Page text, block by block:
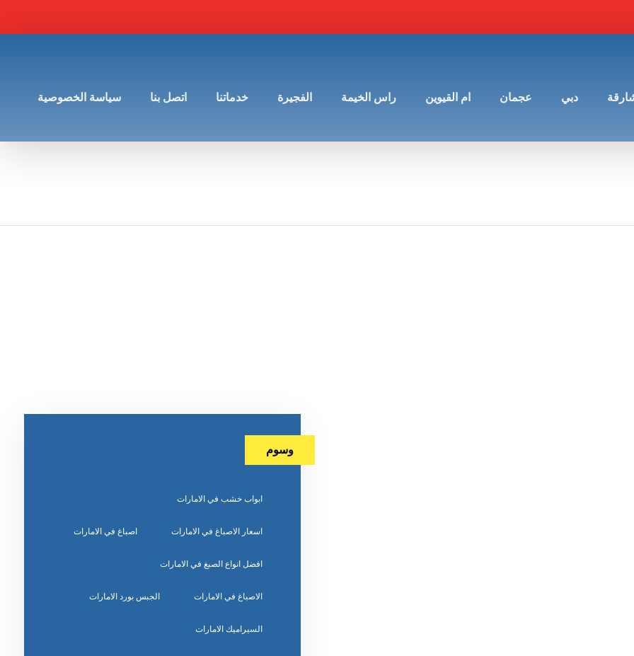
دبي عجمان ام القيوين راس الخيمة الفجيرة خدماتنا اتصل بنا سياسة الخصوصية
وسوم
ابواب خشب في الامارات
اسعار الاصباغ في الامارات اصباغ في الامارات
افضل انواع الصبغ في الامارات
الاصباغ في الامارات الجبس بورد الامارات
السيراميك الامارات